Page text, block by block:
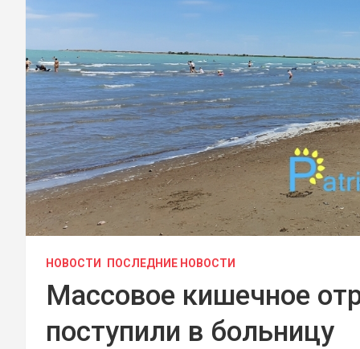
НОВОСТИ ПОСЛЕДНИЕ НОВОСТИ
Массовое кишечное
поступили в больницу